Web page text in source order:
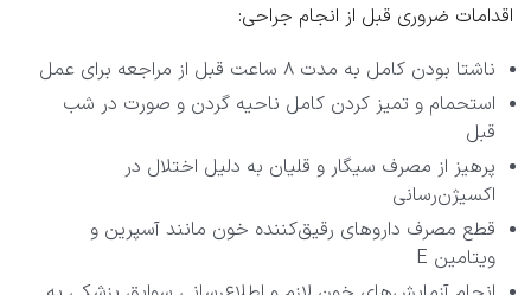
اقدامات ضروری قبل از انجام جراحی:
ناشتا بودن کامل به مدت ۸ ساعت قبل از مراجعه برای عمل
استحمام و تمیز کردن کامل ناحیه گردن و صورت در شب
قبل
پرهیز از مصرف سیگار و قلیان به دلیل اختلال در
اکسیژن‌رسانی
قطع مصرف داروهای رقیق‌کننده خون مانند آسپرین و
ویتامین E